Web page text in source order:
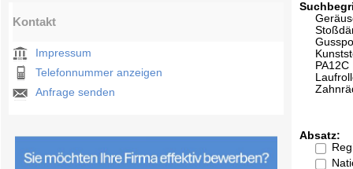
Kontakt
Impressum
Telefonnummer anzeigen
Anfrage senden
PA12C
Absatz: